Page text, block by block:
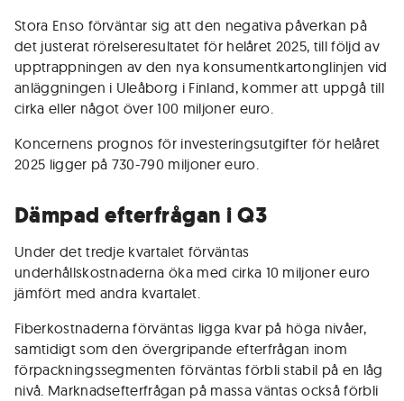
Stora Enso förväntar sig att den negativa påverkan på
det justerat rörelseresultatet för helåret 2025, till följd av
upptrappningen av den nya konsumentkartonglinjen vid
anläggningen i Uleåborg i Finland, kommer att uppgå till
cirka eller något över 100 miljoner euro.
Koncernens prognos för investeringsutgifter för helåret
2025 ligger på 730-790 miljoner euro.
Dämpad efterfrågan i Q3
Under det tredje kvartalet förväntas
underhållskostnaderna öka med cirka 10 miljoner euro
jämfört med andra kvartalet.
Fiberkostnaderna förväntas ligga kvar på höga nivåer,
samtidigt som den övergripande efterfrågan inom
förpackningssegmenten förväntas förbli stabil på en låg
nivå. Marknadsefterfrågan på massa väntas också förbli